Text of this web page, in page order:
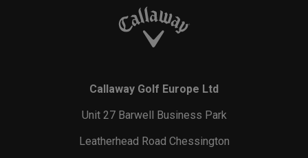
Callaway Golf Europe Ltd
Unit 27 Barwell Business Park
Leatherhead Road Chessington